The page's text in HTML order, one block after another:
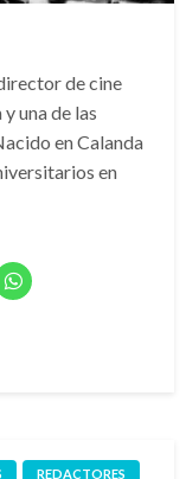
de cine
una de las
en Calanda
en
REDACTORES